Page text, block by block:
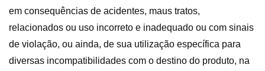
em consequências de acidentes, maus tratos,
relacionados ou uso incorreto e inadequado ou com sinais
de violação, ou ainda, de sua utilização específica para
diversas incompatibilidades com o destino do produto, na